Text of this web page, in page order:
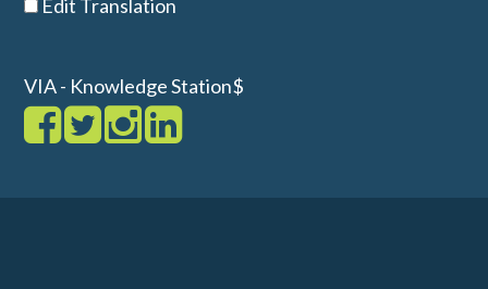
Edit Translation
VIA - Knowledge Station$